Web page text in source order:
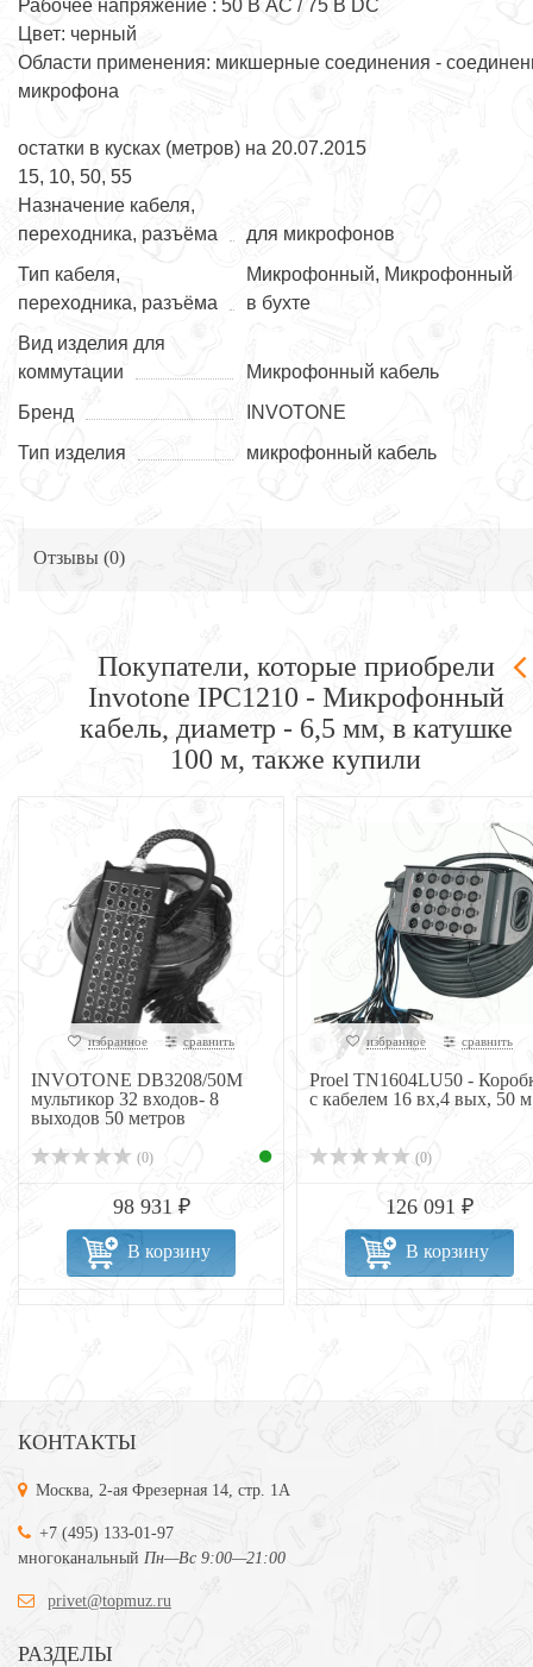
Рабочее напряжение : 50 В АС / 75 В DC
Цвет: черный
Области применения: микшерные соединения -
микрофона
остатки в кусках (метров) на 20.07.2015
15, 10, 50, 55
Назначение кабеля,
переходника, разъёма
для микрофонов
Тип кабеля,
переходника, разъёма
Микрофонный, Микрофонный
в бухте
Вид изделия для
коммутации
Микрофонный кабель
Бренд
INVOTONE
Тип изделия
микрофонный кабель
Отзывы (0)
Покупатели, которые приобрели
Invotone IPC1210 - Микрофонный
кабель, диаметр - 6,5 мм, в катушке
100 м, также купили
избранное сравнить
INVOTONE DB3208/50M
мультикор 32 входов- 8
выходов 50 метров
(0)
98 931 ₽
В корзину
избранное сравнить
Proel TN1604LU50 -
с кабелем 16 вх,4 вых, 50 м
(0)
126 091 ₽
В корзину
КОНТАКТЫ
Москва, 2-ая Фрезерная 14, стр. 1А
+7 (495) 133-01-97
многоканальный Пн—Вс 9:00—21:00
privet@topmuz.ru
РАЗДЕЛЫ